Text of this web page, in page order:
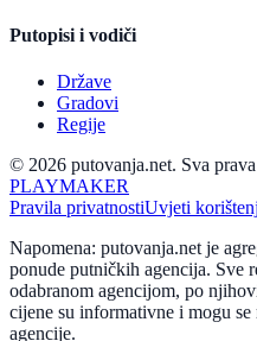
Putopisi i vodiči
Države
Gradovi
Regije
© 2026 putovanja.net. Sva prava
PLAYMAKER
Pravila privatnostiUvjeti
Napomena: putovanja.net je
ponude putničkih agencija. Sve
odabranom agencijom, po
cijene su informativne i mogu
agencije.